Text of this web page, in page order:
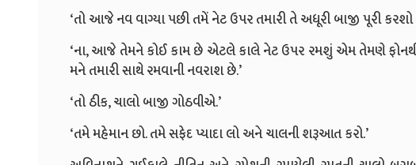
‘તો આજે નવ વાગ્યા પછી તમેં નેટ ઉપર તમારી તે અધૂરી બાજી પૂરી કરશો
‘ના, આજે તેમને કોઈ કામ છે એટલે કાલે નેટ ઉપર રમશું એમ તેમણે
મને તમારી સાથે રમવાની નવરાશ છે.’
‘તો ઠીક, ચાલો બાજી ગોઠવીએ.’
‘તમે મહેમાન છો. તમે સફેદ પ્યાદા લો અને ચાલની શરૂઆત કરો.’